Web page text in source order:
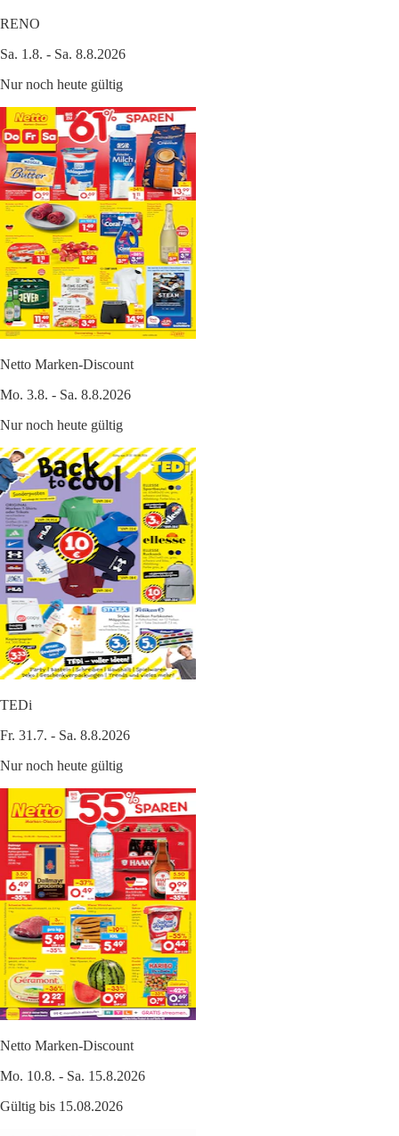
RENO
Sa. 1.8. - Sa. 8.8.2026
Nur noch heute gültig
Netto Marken-Discount
Mo. 3.8. - Sa. 8.8.2026
Nur noch heute gültig
TEDi
Fr. 31.7. - Sa. 8.8.2026
Nur noch heute gültig
Netto Marken-Discount
Mo. 10.8. - Sa. 15.8.2026
Gültig bis 15.08.2026